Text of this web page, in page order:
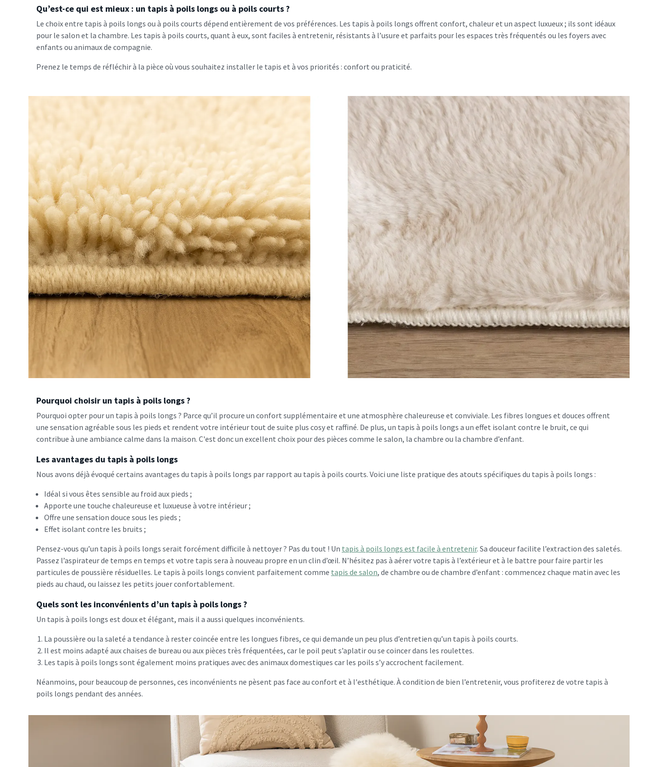
Qu’est-ce qui est mieux : un tapis à poils longs ou à poils courts ?
Le choix entre tapis à poils longs ou à poils courts dépend entièrement de vos préférences. Les tapis à poils longs offrent confort, chaleur et un aspect luxueux ; ils sont idéaux
pour le salon et la chambre. Les tapis à poils courts, quant à eux, sont faciles à entretenir, résistants à l’usure et parfaits pour les espaces très fréquentés ou les foyers avec
enfants ou animaux de compagnie.
Prenez le temps de réfléchir à la pièce où vous souhaitez installer le tapis et à vos priorités : confort ou praticité.
Pourquoi choisir un tapis à poils longs ?
Pourquoi opter pour un tapis à poils longs ? Parce qu’il procure un confort supplémentaire et une atmosphère chaleureuse et conviviale. Les fibres longues et douces offrent
une sensation agréable sous les pieds et rendent votre intérieur tout de suite plus cosy et raffiné. De plus, un tapis à poils longs a un effet isolant contre le bruit, ce qui
contribue à une ambiance calme dans la maison. C'est donc un excellent choix pour des pièces comme le salon, la chambre ou la chambre d’enfant.
Les avantages du tapis à poils longs
Nous avons déjà évoqué certains avantages du tapis à poils longs par rapport au tapis à poils courts. Voici une liste pratique des atouts spécifiques du tapis à poils longs :
Idéal si vous êtes sensible au froid aux pieds ;
Apporte une touche chaleureuse et luxueuse à votre intérieur ;
Offre une sensation douce sous les pieds ;
Effet isolant contre les bruits ;
Pensez-vous qu’un tapis à poils longs serait forcément difficile à nettoyer ? Pas du tout ! Un tapis à poils longs est facile à entretenir. Sa douceur facilite l’extraction des saletés.
Passez l’aspirateur de temps en temps et votre tapis sera à nouveau propre en un clin d’œil. N’hésitez pas à aérer votre tapis à l’extérieur et à le battre pour faire partir les
particules de poussière résiduelles. Le tapis à poils longs convient parfaitement comme tapis de salon, de chambre ou de chambre d’enfant : commencez chaque matin avec les
pieds au chaud, ou laissez les petits jouer confortablement.
Quels sont les inconvénients d’un tapis à poils longs ?
Un tapis à poils longs est doux et élégant, mais il a aussi quelques inconvénients.
La poussière ou la saleté a tendance à rester coincée entre les longues fibres, ce qui demande un peu plus d’entretien qu’un tapis à poils courts.
Il est moins adapté aux chaises de bureau ou aux pièces très fréquentées, car le poil peut s’aplatir ou se coincer dans les roulettes.
Les tapis à poils longs sont également moins pratiques avec des animaux domestiques car les poils s’y accrochent facilement.
Néanmoins, pour beaucoup de personnes, ces inconvénients ne pèsent pas face au confort et à l'esthétique. À condition de bien l’entretenir, vous profiterez de votre tapis à
poils longs pendant des années.